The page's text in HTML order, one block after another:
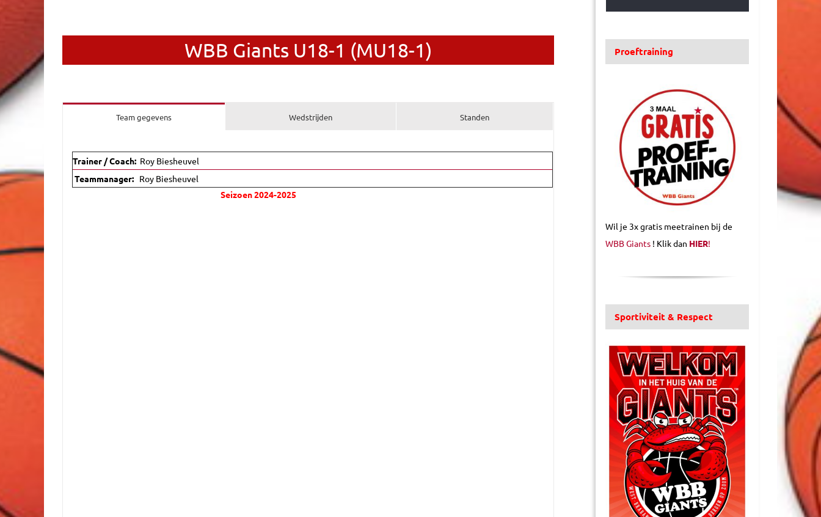
WBB Giants U18-1 (MU18-1)
Team gegevens Wedstrijden Standen
Trainer / Coach: Roy Biesheuvel
Teammanager: Roy Biesheuvel
Seizoen 2024-2025
Proeftraining
Wil je 3x gratis meetrainen bij de
WBB Giants ! Klik dan HIER!
Sportiviteit & Respect